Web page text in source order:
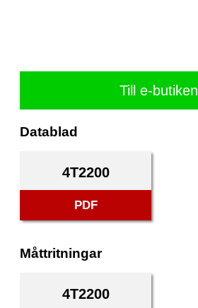
Till e-butiken
Datablad
4T2200
PDF
Måttritningar
4T2200